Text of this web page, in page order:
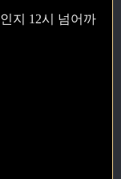
지 12시 넘어까